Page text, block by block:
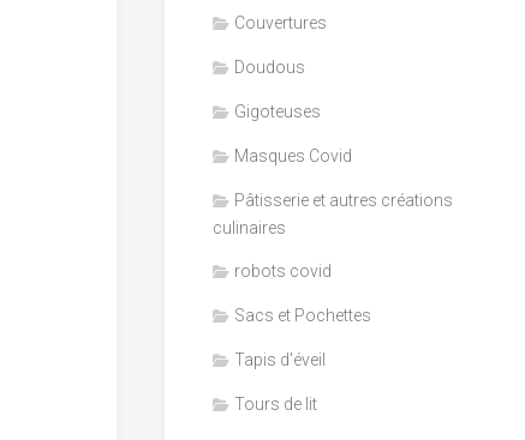
Couvertures
Doudous
Gigoteuses
Masques Covid
Pâtisserie et autres créations
culinaires
robots covid
Sacs et Pochettes
Tapis d'éveil
Tours de lit